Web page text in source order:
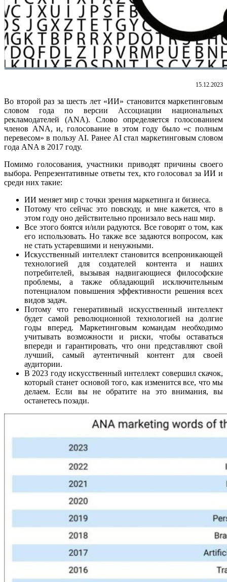
15.12.2023
Во второй раз за шесть лет «ИИ» становится маркетинговым
словом года по версии Ассоциации национальных
рекламодателей (ANA). Слово определяется голосованием
членов ANA, и, голосование в этом году было «с полным
перевесом» в пользу AI. Ранее AI стал маркетинговым словом
года ANA в 2017 году.
Помимо голосования, участники приводят причины своего
выбора. Репрезентативные ответы тех, кто голосовал за ИИ и
среди них такие:
ИИ меняет мир с точки зрения маркетинга и бизнеса.
Потому что сейчас это повсюду, и мне кажется, что в
этом году оно действительно пронизало весь наш мир.
Все этого боятся и/или радуются. Все говорят о том, как
его использовать. Но также все задаются вопросом, как
не стать устаревшими и ненужными.
Искусственный интеллект становится всепроникающей
технологией для создателей контента и наших
потребителей, вызывая надвигающиеся философские
проблемы, а также обладающий исключительным
потенциалом повышения эффективности решения всех
видов задач.
Потому что генеративный искусственный интеллект
будет самой революционной технологией на долгие
годы вперед. Маркетинговым командам необходимо
учитывать возможности и риски, чтобы оставаться
впереди и гарантировать, что они представляют свой
лучший, самый аутентичный контент для своей
аудитории.
В 2023 году искусственный интеллект совершил скачок,
который станет основой того, как изменится все, что мы
делаем. Если вы не обратите на это внимания, вы
останетесь позади.